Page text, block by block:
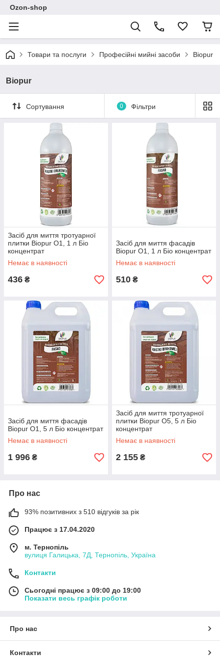
Ozon-shop
Товари та послуги Професійні мийні засоби Biopur
Biopur
Сортування 0 Фільтри
Засіб для миття тротуарної
плитки Biopur O1, 1 л Біо
концентрат
Немає в наявності
436 ₴
Засіб для миття фасадів
Biopur O1, 1 л Біо концентрат
Немає в наявності
510 ₴
Засіб для миття фасадів
Biopur O1, 5 л Біо концентрат
Немає в наявності
1 996 ₴
Засіб для миття тротуарної
плитки Biopur O5, 5 л Біо
концентрат
Немає в наявності
2 155 ₴
Про нас
93% позитивних з 510 відгуків за рік
Працює з 17.04.2020
м. Тернопіль
вулиця Галицька, 7Д, Тернопіль, Україна
Контакти
Сьогодні працює з 09:00 до 19:00
Показати весь графік роботи
Про нас
Контакти